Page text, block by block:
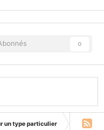
0
un type particulier